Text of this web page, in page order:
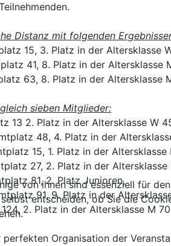
Distanz mit folgenden
15, 3. Platz in der Altersklasse
41, 8. Platz in der Altersklasse
63, 8. Platz in der Altersklasse
sieben Mitglieder:
13 2. Platz in der Altersklasse W
48, 4. Platz in der
15, 1. Platz in der Altersklasse
27, 2. Platz in der Altersklasse
81, 2. Platz Junioren,
91, 9. Platz in der
2. Platz in der Altersklasse M 70
Organisation der
von ihnen sind essenziell für
entscheiden, ob Sie die